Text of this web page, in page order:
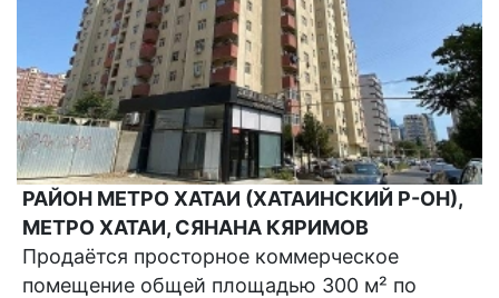
РАЙОН МЕТРО ХАТАИ (ХАТАИНСКИЙ Р-ОН),
МЕТРО ХАТАИ, СЯНАНА КЯРИМОВ
Продаётся просторное коммерческое
помещение общей площадью 300 м² по